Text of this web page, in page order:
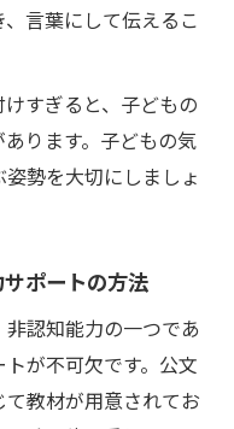
言葉にして伝えるこ
すぎると、子どもの
ります。子どもの気
勢を大切にしましょ
ポートの方法
認知能力の一つであ
が不可欠です。公文
教材が用意されてお